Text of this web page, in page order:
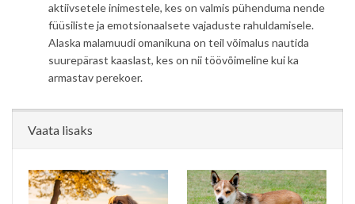
aktiivsetele inimestele, kes on valmis pühenduma nende
füüsiliste ja emotsionaalsete vajaduste rahuldamisele.
Alaska malamuudi omanikuna on teil võimalus nautida
suurepärast kaaslast, kes on nii töövõimeline kui ka
armastav perekoer.
Vaata lisaks